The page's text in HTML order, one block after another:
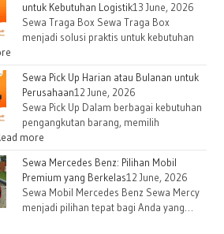
untuk Kebutuhan Logistik13 June, 2026
Sewa Traga Box Sewa Traga Box
menjadi solusi praktis untuk kebutuhan
Sewa Pick Up Harian atau Bulanan untuk
Perusahaan12 June, 2026
Sewa Pick Up Dalam berbagai kebutuhan
pengangkutan barang, memilih
more
Sewa Mercedes Benz: Pilihan Mobil
Premium yang Berkelas12 June, 2026
Sewa Mobil Mercedes Benz Sewa Mercy
menjadi pilihan tepat bagi Anda yang…